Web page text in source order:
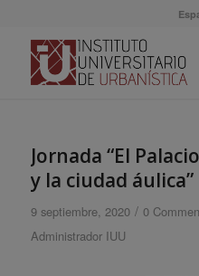
Jornada “El
y la ciudad áulica”
9 septiembre, 2020 / 0
Administrador IUU